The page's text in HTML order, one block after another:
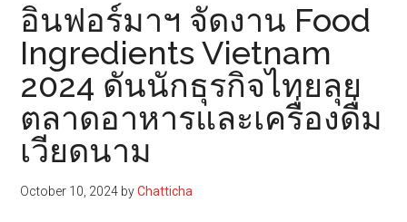
อินฟอร์มาฯ จัดงาน Food
Ingredients Vietnam
2024 ดันนักธุรกิจไทยลุย
ตลาดอาหารและเครื่องดื่ม
เวียดนาม
October 10, 2024 byChatticha